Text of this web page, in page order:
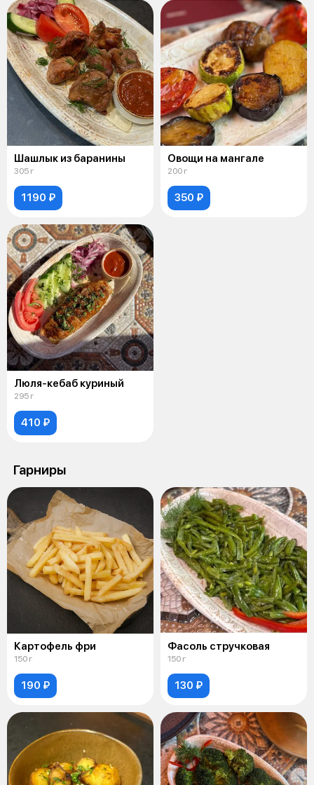
Шашлык из баранины
305 г
1190 ₽
Овощи на мангале
200 г
350 ₽
Люля-кебаб куриный
295 г
410 ₽
Гарниры
Картофель фри
150 г
190 ₽
Фасоль стручковая
150 г
130 ₽